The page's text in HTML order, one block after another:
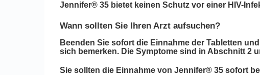
Jennifer® 35 bietet keinen Schutz vor einer HIV-
Wann sollten Sie Ihren Arzt aufsuchen?
Beenden Sie sofort die Einnahme der Tabletten
sich bemerken. Die Symptome sind in Abschnitt 2
Sie sollten die Einnahme von Jennifer® 35 sofort